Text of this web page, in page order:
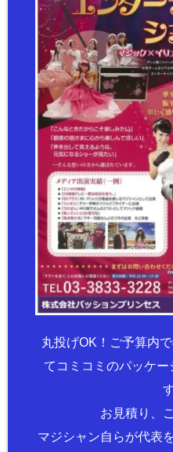
丸投げOK！ご予算内
てコミコミのパッケー
お見積り、
マジシャン自らが代表